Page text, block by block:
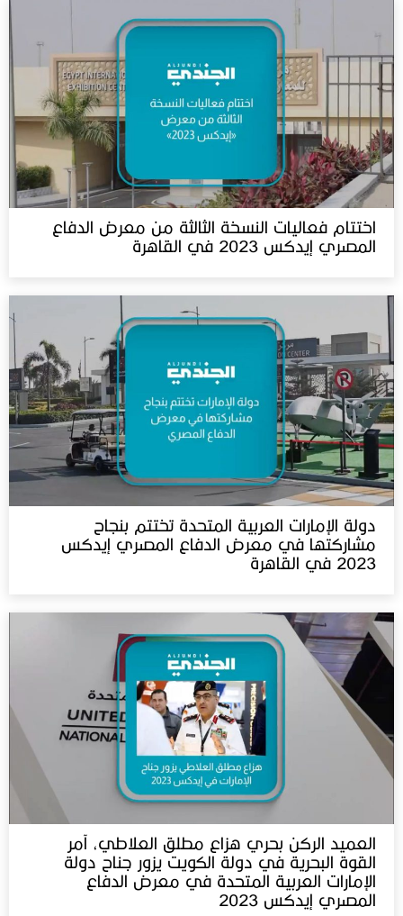
اختتام فعاليات النسخة الثالثة من معرض الدفاع
المصري إيدكس 2023 في القاهرة
دولة الإمارات العربية المتحدة تختتم بنجاح
مشاركتها في معرض الدفاع المصري إيدكس
2023 في القاهرة
العميد الركن بحري هزاع مطلق العلاطي، آمر
القوة البحرية في دولة الكويت يزور جناح دولة
الإمارات العربية المتحدة في معرض الدفاع
المصري إيدكس 2023